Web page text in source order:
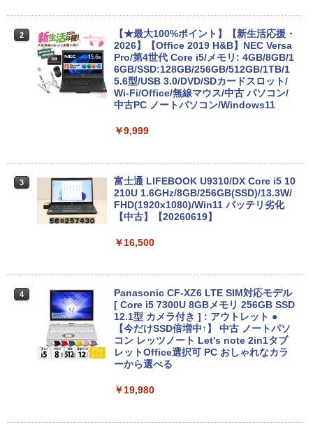
2
【★最大100%ポイント】【新生活応援・
2026】【Office 2019 H&B】NEC Versa
Pro/第4世代 Core i5/メモリ: 4GB/8GB/1
6GB/SSD:128GB/256GB/512GB/1TB/1
5.6型/USB 3.0/DVD/SDカードスロット/
Wi-Fi/Office/無線マウス/中古 パソコン/
中古PC ノートパソコン/Windows11
￥9,999
3
富士通 LIFEBOOK U9310/DX Core i5 10
210U 1.6GHz/8GB/256GB(SSD)/13.3W/
FHD(1920x1080)/Win11 バッテリ劣化
【中古】【20260619】
￥16,500
4
Panasonic CF-XZ6 LTE SIM対応モデル
[ Core i5 7300U 8GBメモリ 256GB SSD
12.1型 カメラ付き ] : アウトレット ●
【今だけSSD倍増中↑】 中古 ノートパソ
コン レッツノート Let's note 2in1タブ
レットOffice選択可 PC おしゃれなカラ
ーから選べる
￥19,980